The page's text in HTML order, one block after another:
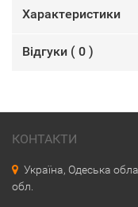
Характеристики
Відгуки ( 0 )
КОНТАКТИ
Україна, Одеська
обл.